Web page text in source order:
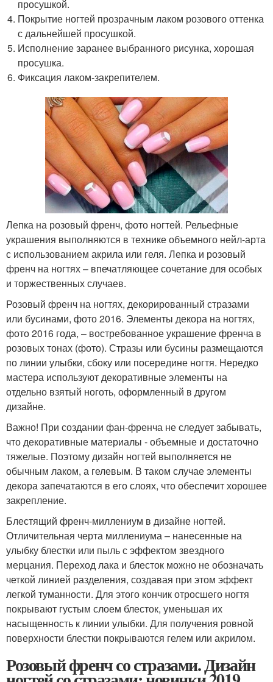
просушкой.
Покрытие ногтей прозрачным лаком розового оттенка
с дальнейшей просушкой.
Исполнение заранее выбранного рисунка, хорошая
просушка.
Фиксация лаком-закрепителем.
Лепка на розовый френч, фото ногтей. Рельефные
украшения выполняются в технике объемного нейл-арта
с использованием акрила или геля. Лепка и розовый
френч на ногтях – впечатляющее сочетание для особых
и торжественных случаев.
Розовый френч на ногтях, декорированный стразами
или бусинами, фото 2016. Элементы декора на ногтях,
фото 2016 года, – востребованное украшение френча в
розовых тонах (фото). Стразы или бусины размещаются
по линии улыбки, сбоку или посередине ногтя. Нередко
мастера используют декоративные элементы на
отдельно взятый ноготь, оформленный в другом
дизайне.
Важно! При создании фан-френча не следует забывать,
что декоративные материалы - объемные и достаточно
тяжелые. Поэтому дизайн ногтей выполняется не
обычным лаком, а гелевым. В таком случае элементы
декора запечатаются в его слоях, что обеспечит хорошее
закрепление.
Блестящий френч-миллениум в дизайне ногтей.
Отличительная черта миллениума – нанесенные на
улыбку блестки или пыль с эффектом звездного
мерцания. Переход лака и блесток можно не обозначать
четкой линией разделения, создавая при этом эффект
легкой туманности. Для этого кончик отросшего ногтя
покрывают густым слоем блесток, уменьшая их
насыщенность к линии улыбки. Для получения ровной
поверхности блестки покрываются гелем или акрилом.
Розовый френч со стразами. Дизайн